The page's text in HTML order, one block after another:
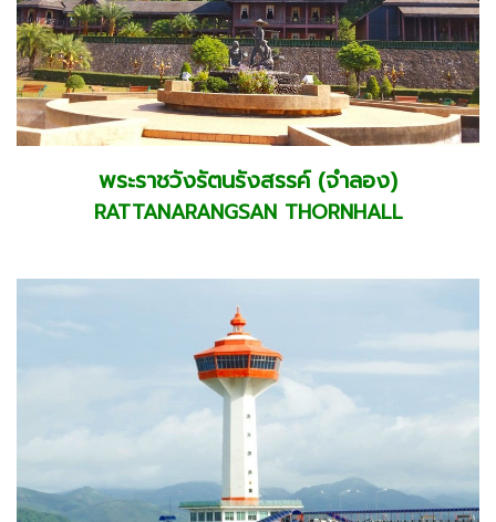
พระราชวังรัตนรังสรรค์ (จำลอง)
RATTANARANGSAN THORNHALL